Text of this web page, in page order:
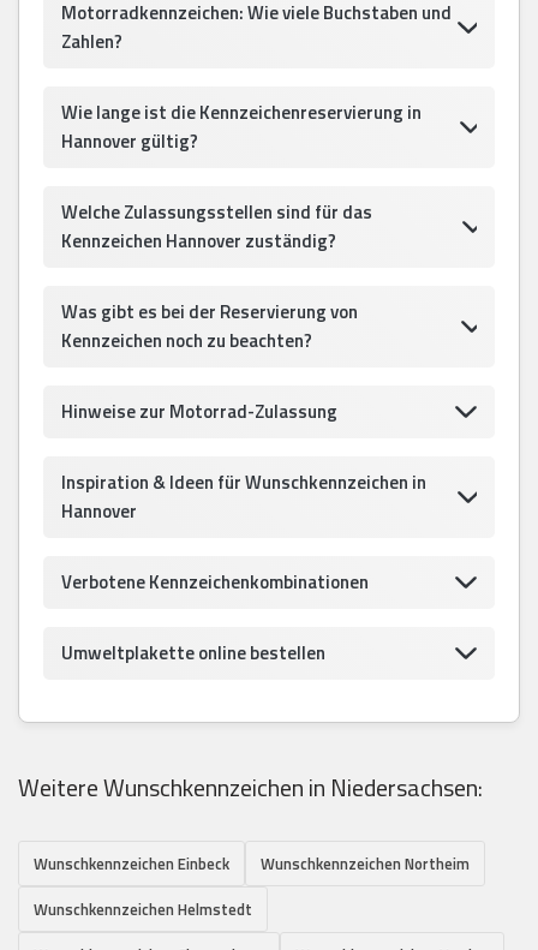
Motorradkennzeichen: Wie viele Buchstaben und
Zahlen?
Wie lange ist die Kennzeichenreservierung in
Hannover gültig?
Welche Zulassungsstellen sind für das
Kennzeichen Hannover zuständig?
Was gibt es bei der Reservierung von
Kennzeichen noch zu beachten?
Hinweise zur Motorrad-Zulassung
Inspiration & Ideen für Wunschkennzeichen in
Hannover
Verbotene Kennzeichenkombinationen
Umweltplakette online bestellen
Weitere Wunschkennzeichen in Niedersachsen:
Wunschkennzeichen Einbeck
Wunschkennzeichen Northeim
Wunschkennzeichen Helmstedt